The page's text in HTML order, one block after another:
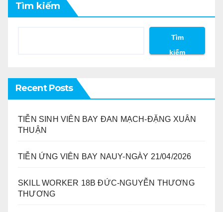
Tìm kiếm
Tìm
kiếm
Recent Posts
TIỄN SINH VIÊN BAY ĐAN MẠCH-ĐẶNG XUÂN
THUẬN
TIỄN ỨNG VIÊN BAY NAUY-NGÀY 21/04/2026
SKILL WORKER 18B ĐỨC-NGUYỄN THƯƠNG
THƯƠNG